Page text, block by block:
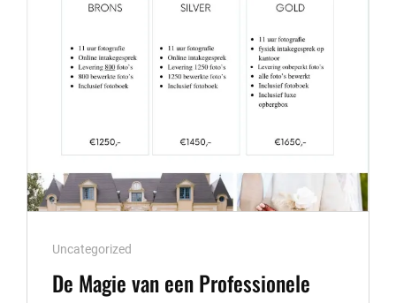
Cat
Links
Uncategorized
De Magie van een Professionele